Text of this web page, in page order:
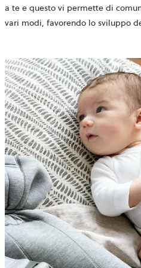
a te e questo vi permette di
vari modi, favorendo lo sviluppo